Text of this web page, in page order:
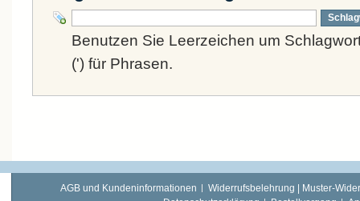
Benutzen Sie Leerzeichen um
(') für Phrasen.
AGB und Kundeninformationen
Widerrufsbelehrung | Muster-